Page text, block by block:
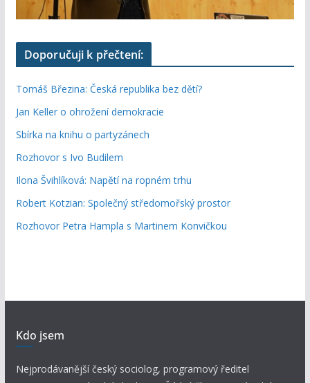
Doporučuji k přečtení:
Tomáš Březina: Česká republika bez dětí?
Jan Keller o ohrožení demokracie
Sbírka na knihu o partyzánech
Rozhovor s Ivo Budilem
Ilona Švihlíková: Napětí na ropném trhu
Robert Kotzian: Společný středomořský prostor
Rozhovor Petra Hampla s Martinem Konvičkou
Kdo jsem
Nejprodávanější český sociolog, programový ředitel